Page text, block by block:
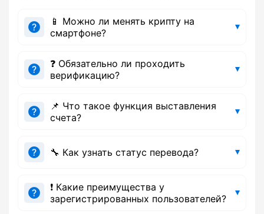
📱 Можно ли менять крипту на
смартфоне?
❓ Обязательно ли проходить
верификацию?
📌 Что такое функция выставления
счета?
🔧 Как узнать статус перевода?
❗ Какие преимущества у
зарегистрированных пользователей?